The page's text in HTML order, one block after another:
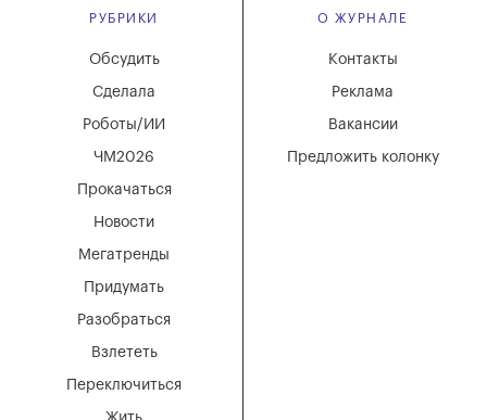
РУБРИКИ
Мегатренды
Придумать
Разобраться
Взлететь
Новости
Переключиться
Обсудить
Сделала
Роботы/ИИ
ЧМ2026
Прокачаться
О ЖУРНАЛЕ
Вакансии
Реклама
Контакты
Предложить колонку